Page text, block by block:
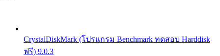
CrystalDiskMark (โปรแกรม Benchmark ทดสอบ Harddisk
ฟรี) 9.0.3